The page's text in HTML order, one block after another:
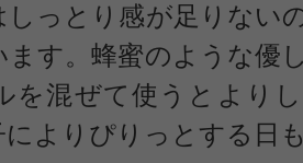
しっとり感が足りない
ます。蜂蜜のような優
を混ぜて使うとより
によりぴりっとする日